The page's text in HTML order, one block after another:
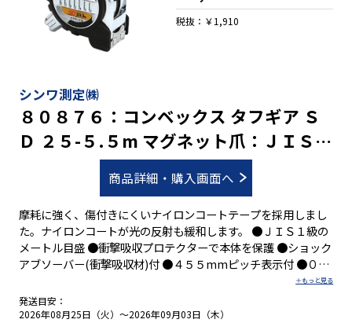
シンワ測定㈱
８０８７６：コンベックス タフギア Ｓ
Ｄ ２５-５.５m マグネット爪：ＪＩＳ適
商品詳細・購入画面へ
摩耗に強く、傷付きにくいナイロンコートテープを採用しまし
た。ナイロンコートが光の反射も緩和します。 ●ＪＩＳ１級の
メートル目盛 ●衝撃吸収プロテクターで本体を保護 ●ショック
アブソーバー(衝撃吸収材)付 ●４５５mmピッチ表示付 ●０点
補正移動爪付 ●しっかり握れる優れたグリップ性 ●両面目盛
●落下防止コードが取り付け可能 ●ベルトクリップとストラッ
プが標準装備 ●強力なネオジム磁石付の爪を採用
発送目安：
2026年08月25日（火）～2026年09月03日（木）
税抜：￥1,910